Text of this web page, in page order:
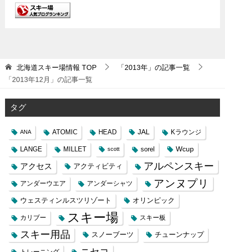
北海道スキー場情報 TOP
「2013年」の記事一覧
「2013年12月」の記事一覧
タグ
ANA ATOMIC HEAD JAL Kラウンジ
LANGE MILLET scott sorel Wcup
アクセス アクティビティ アルペンスキー
アンダーウエア アンダーシャツ アンヌプリ
ウェスティンルスツリゾート オリンピック
カリブー スキー場 スキー板
スキー用品 スノーブーツ チューンナップ